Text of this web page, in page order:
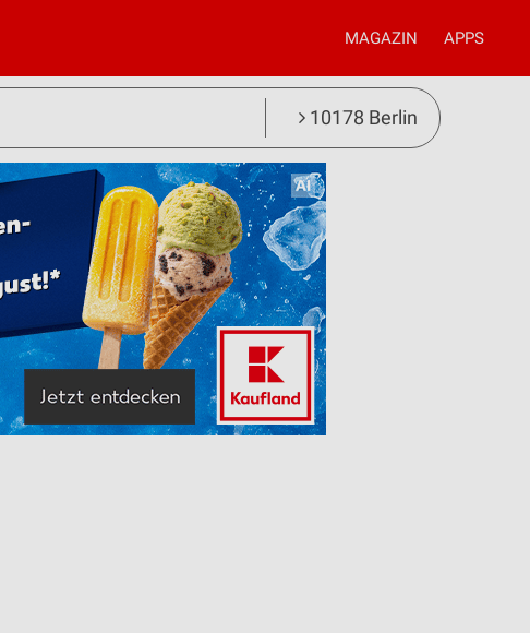
MAGAZIN APPS
10178 Berlin